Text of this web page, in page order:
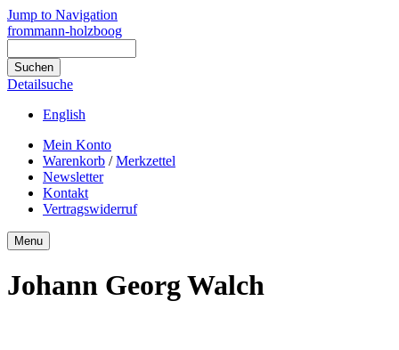
Jump to Navigation
frommann-holzboog
Detailsuche
English
Mein Konto
Warenkorb /Merkzettel
Newsletter
Kontakt
Vertragswiderruf
Menu
Johann Georg Walch